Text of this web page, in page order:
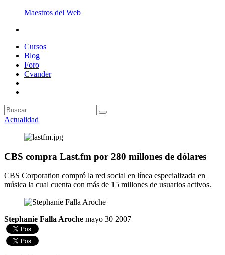
Maestros del Web
Cursos
Blog
Foro
Cvander
Actualidad
CBS compra Last.fm por 280 millones de dólares
CBS Corporation compró la red social en línea especializada en
música la cual cuenta con más de 15 millones de usuarios activos.
Stephanie Falla Aroche mayo 30 2007